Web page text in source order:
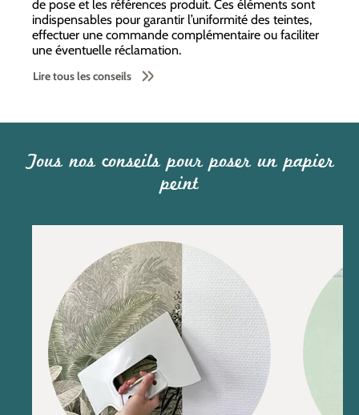
de pose et les références produit. Ces éléments sont
indispensables pour garantir l’uniformité des teintes,
effectuer une commande complémentaire ou faciliter
une éventuelle réclamation.
Lire tous les conseils
Tous nos conseils pour poser un papier
peint